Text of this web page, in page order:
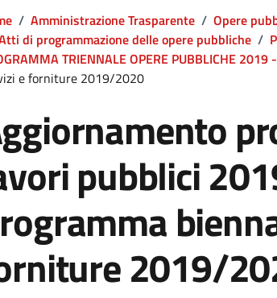
/ Amministrazione Trasparente / Opere
di programmazione delle opere pubbliche /
TRIENNALE OPERE PUBBLICHE 2019
e forniture 2019/2020
pubblici
2019/